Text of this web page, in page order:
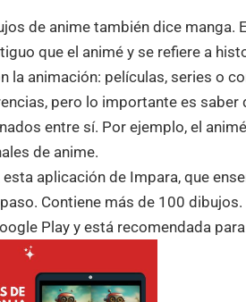
de anime también dice manga.
que el animé y se refiere a
la animación: películas, series o
pero lo importante es
entre sí. Por ejemplo, el
de anime.
aplicación de Impara, que
Contiene más de 100
Play y está recomendada